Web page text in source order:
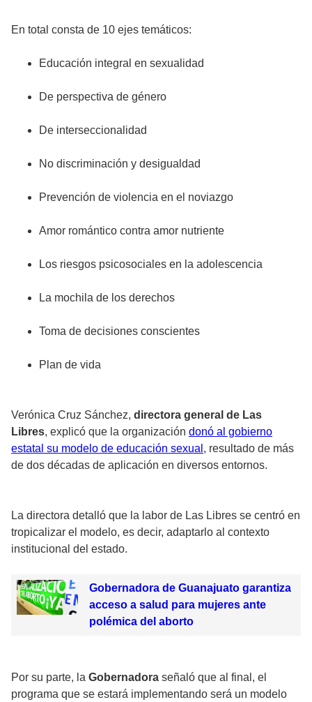
En total consta de 10 ejes temáticos:
Educación integral en sexualidad
De perspectiva de género
De interseccionalidad
No discriminación y desigualdad
Prevención de violencia en el noviazgo
Amor romántico contra amor nutriente
Los riesgos psicosociales en la adolescencia
La mochila de los derechos
Toma de decisiones conscientes
Plan de vida
Verónica Cruz Sánchez, directora general de Las
Libres, explicó que la organización donó al gobierno
estatal su modelo de educación sexual , resultado de más
de dos décadas de aplicación en diversos entornos.
La directora detalló que la labor de Las Libres se centró en
tropicalizar el modelo, es decir, adaptarlo al contexto
institucional del estado.
Gobernadora de Guanajuato garantiza
acceso a salud para mujeres ante
polémica del aborto
Por su parte, la Gobernadora señaló que al final, el
programa que se estará implementando será un modelo